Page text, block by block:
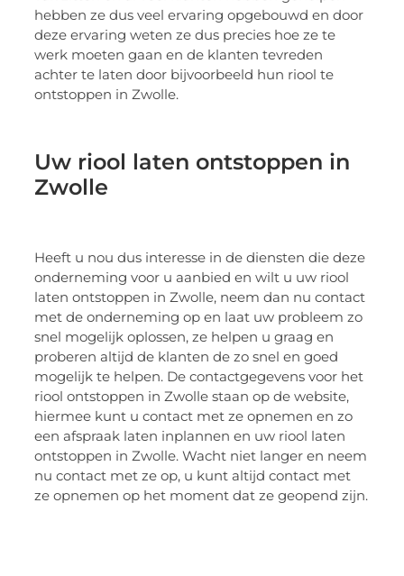
hebben ze dus veel ervaring opgebouwd en door
deze ervaring weten ze dus precies hoe ze te
werk moeten gaan en de klanten tevreden
achter te laten door bijvoorbeeld hun riool te
ontstoppen in Zwolle.
Uw riool laten ontstoppen in
Zwolle
Heeft u nou dus interesse in de diensten die deze
onderneming voor u aanbied en wilt u uw riool
laten ontstoppen in Zwolle, neem dan nu contact
met de onderneming op en laat uw probleem zo
snel mogelijk oplossen, ze helpen u graag en
proberen altijd de klanten de zo snel en goed
mogelijk te helpen. De contactgegevens voor het
riool ontstoppen in Zwolle staan op de website,
hiermee kunt u contact met ze opnemen en zo
een afspraak laten inplannen en uw riool laten
ontstoppen in Zwolle. Wacht niet langer en neem
nu contact met ze op, u kunt altijd contact met
ze opnemen op het moment dat ze geopend zijn.